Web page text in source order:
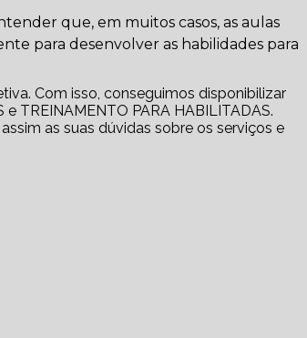
que, em muitos casos, as aulas
para desenvolver as habilidades para
Com isso, conseguimos disponibilizar
TREINAMENTO PARA HABILITADAS.
as suas dúvidas sobre os serviços e